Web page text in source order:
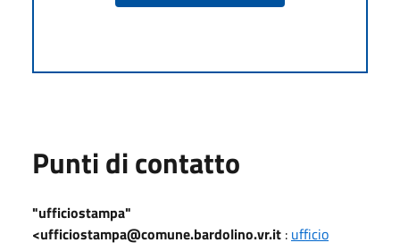
Punti di contatto
"ufficiostampa"
<ufficiostampa@comune.bardolino.vr.it : ufficio